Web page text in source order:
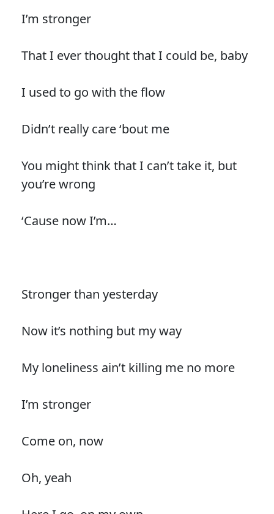
I’m stronger
That I ever thought that I could be, baby
I used to go with the flow
Didn’t really care ‘bout me
You might think that I can’t take it, but
you’re wrong
‘Cause now I’m…
Stronger than yesterday
Now it’s nothing but my way
My loneliness ain’t killing me no more
I’m stronger
Come on, now
Oh, yeah